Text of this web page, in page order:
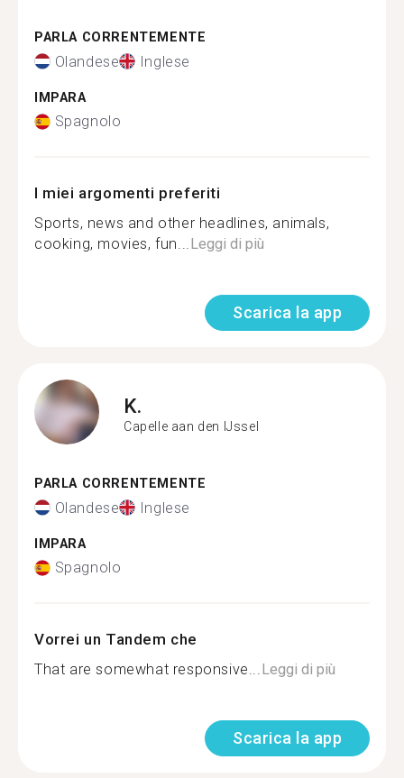
PARLA CORRENTEMENTE
Olandese Inglese
IMPARA
Spagnolo
I miei argomenti preferiti
Sports, news and other headlines, animals,
cooking, movies, fun...Leggi di più
Scarica la app
K.
Capelle aan den IJssel
PARLA CORRENTEMENTE
Olandese Inglese
IMPARA
Spagnolo
Vorrei un Tandem che
That are somewhat responsive...Leggi di più
Scarica la app